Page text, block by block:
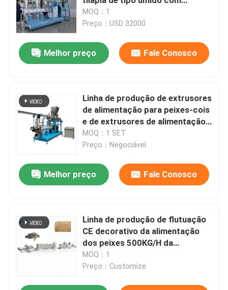
condicionador a vapor
MOQ：1
Preço：USD 32000
Melhor preço Fale Conosco
Linha de produção de extrusores
de alimentação para peixes-cois
e de extrusores de alimentação
flutuantes para ornamentos
MOQ：1 SET
Preço：Negociável
Melhor preço Fale Conosco
Linha de produção de flutuação
CE decorativo da alimentação
dos peixes 500KG/H da
extrusora do alimento de peixes
MOQ：1
Preço：Customize